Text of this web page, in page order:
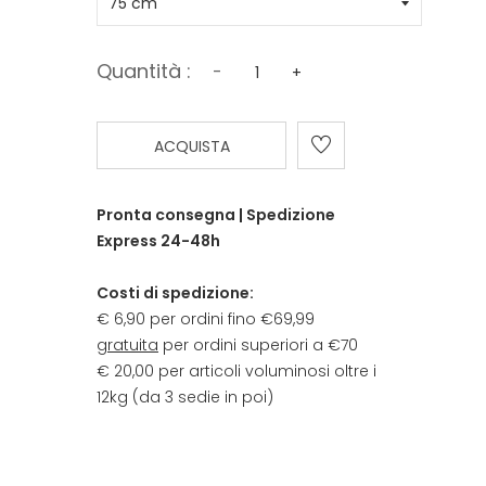
Quantità : - +
ACQUISTA
Pronta consegna | Spedizione
Express 24-48h
Costi di spedizione:
€ 6,90 per ordini fino €69,99
gratuita per ordini superiori a €70
€ 20,00 per articoli voluminosi oltre i
12kg (da 3 sedie in poi)